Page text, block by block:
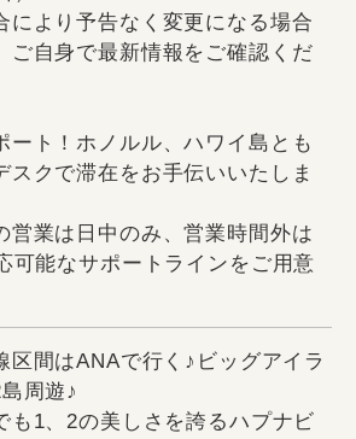
より予告なく変更になる場合
ご自身で最新情報をご確認くだ
ト！ホノルル、ハワイ島とも
スクで滞在をお手伝いいたしま
業は日中のみ、営業時間外は
可能なサポートラインをご用意
間はANAで行く♪ビッグアイラ
周遊♪
1、2の美しさを誇るハプナビ